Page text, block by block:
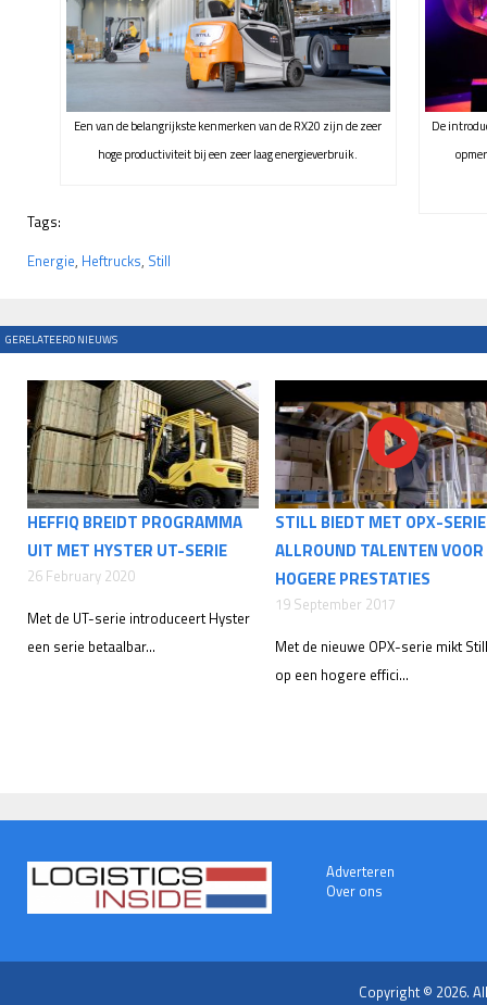
De
Een van de belangrijkste kenmerken van de RX20 zijn de zeer
hoge productiviteit bij een zeer laag energieverbruik.
Tags:
Energie, Heftrucks, Still
GERELATEERD NIEUWS
HEFFIQ BREIDT PROGRAMMA
UIT MET HYSTER UT-SERIE
26 February 2020
Met de UT-serie introduceert Hyster
een serie betaalbar...
STILL BIEDT MET OPX-SERIE
ALLROUND TALENTEN VOOR
HOGERE PRESTATIES
19 September 2017
Met de nieuwe OPX-serie mikt Still
op een hogere effici...
Adverteren
Over ons
Copyright © 2026.